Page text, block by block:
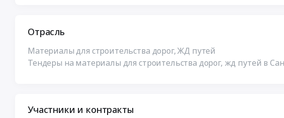
Отрасль
Материалы для строительства дорог, ЖД путей
Тендеры на материалы для строительства дорог, жд путей в
Участники и контракты